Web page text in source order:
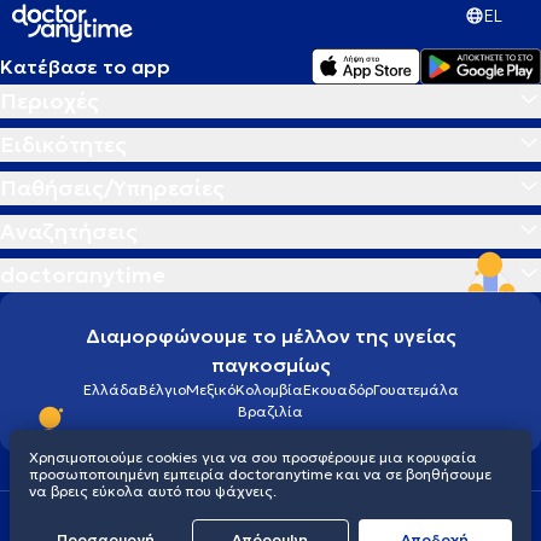
EL
Κατέβασε το app
Διαμορφώνουμε το μέλλον της υγείας
παγκοσμίως
ΕλλάδαΒέλγιοΜεξικόΚολομβίαΕκουαδόρΓουατεμάλα
Βραζιλία
Πολιτική προστασίας προσωπικού απορρήτου
Χρησιμοποιούμε cookies για να σου προσφέρουμε μια κορυφαία
προσωποποιημένη εμπειρία doctoranytime και να σε βοηθήσουμε
να βρεις εύκολα αυτό που ψάχνεις.